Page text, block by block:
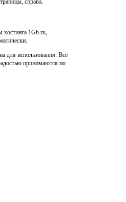
справа.
хостинга 1Gb.ru,
для использования. Все
принимаются по